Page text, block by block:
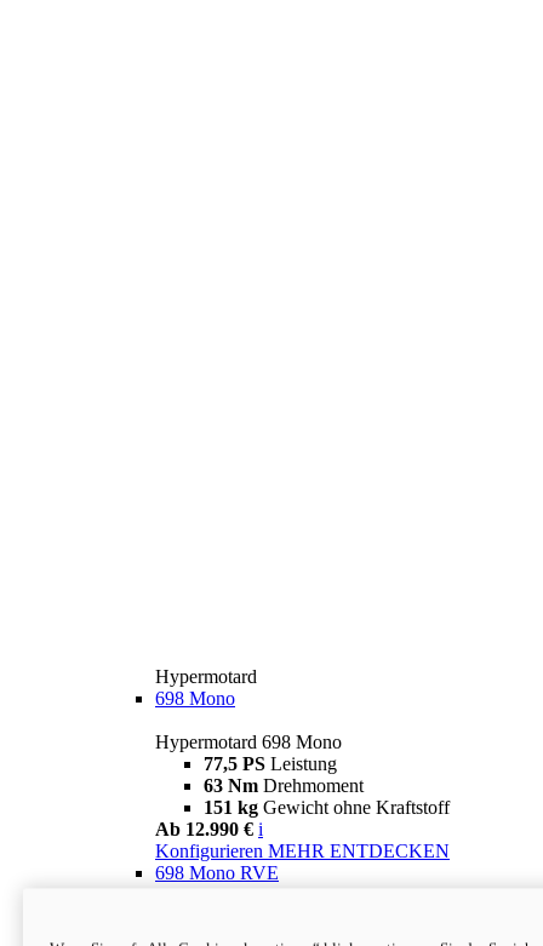
Hypermotard
698 Mono
Hypermotard 698 Mono
77,5 PS Leistung
63 Nm Drehmoment
151 kg Gewicht ohne Kraftstoff
Ab 12.990 € i
Konfigurieren MEHR ENTDECKEN
698 Mono RVE
77,5 PS
Leistung